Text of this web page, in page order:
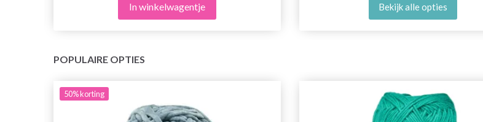
In winkelwagentje Bekijk alle opties
POPULAIRE OPTIES
50%korting